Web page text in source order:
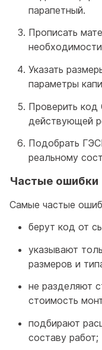
парапетный.
Прописать
Указать
параметры
Проверить
действующей
Подобрать
реальному
Частые ошибки
Самые частые
берут код от
указывают
размеров и
не разделяют
стоимость
подбирают
составу работ;